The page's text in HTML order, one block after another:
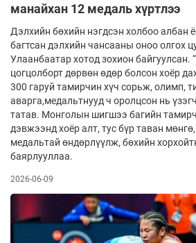
манайхан 12 медаль хүртлээ
Дэлхийн бөхийн нэгдсэн холбоо албан
багтсан дэлхийн чансааны оноо олгох
Улаан­баатар хотод зохион байгуулсан.
цогцолборт дөрвөн өдөр болсон хоёр
300 гаруй тамирчин хүч сорьж, олимп,
аварга,медальтнууд ч оролцсон нь
та­тав. Монголын шигшээ багийн
дэвжээнд хоёр алт, тус бүр таван
медальтай өндөрлүүлж, бөхийн
баярлууллаа.
2026-06-09